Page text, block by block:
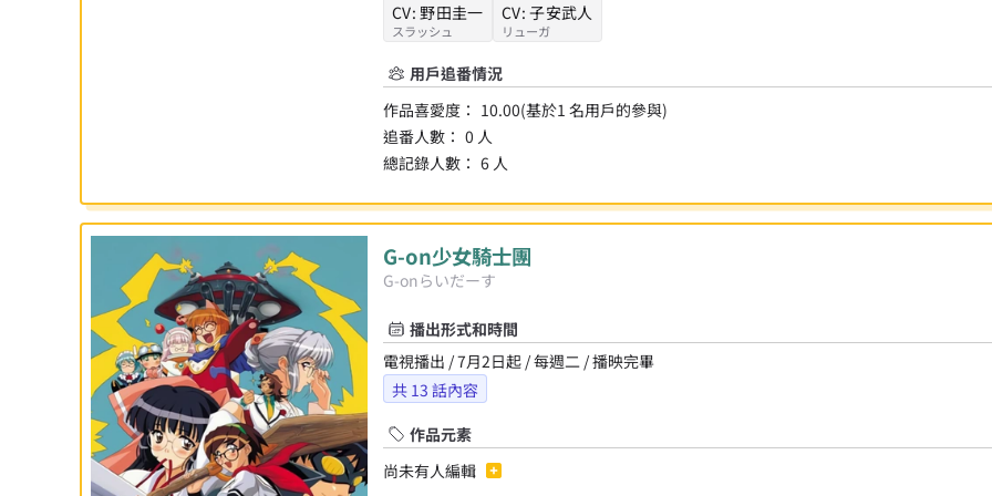
CV: 野田圭一
スラッシュ
CV: 子安武人
リューガ
用戶追番情況
作品喜愛度： 10.00(基於1 名用戶的參與)
追番人數： 0 人
總記錄人數： 6 人
G-on少女騎士團
G-onらいだーす
播出形式和時間
電視播出 / 7月2日起 / 每週二 / 播映完畢
共 13 話內容
作品元素
尚未有人編輯